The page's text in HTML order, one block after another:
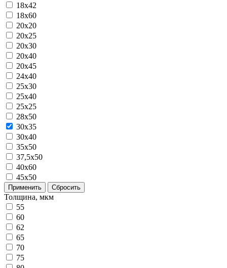
18х42
18х60
20x20
20x25
20x30
20x40
20х45
24х40
25x30
25x40
25х25
28x50
30x35
30x40
35x50
37,5х50
40x60
45х50
Применить Сбросить
Толщина, мкм
55
60
62
65
70
75